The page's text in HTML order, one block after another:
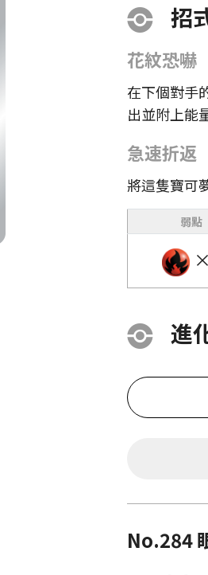
招
花紋恐嚇
在下個對手
出並附上能
急速折返
將這隻寶可
弱點
進
No.284